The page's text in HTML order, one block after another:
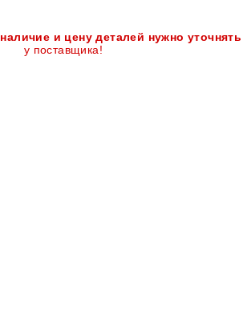
наличие и цену деталей нужно уточнять
у поставщика!